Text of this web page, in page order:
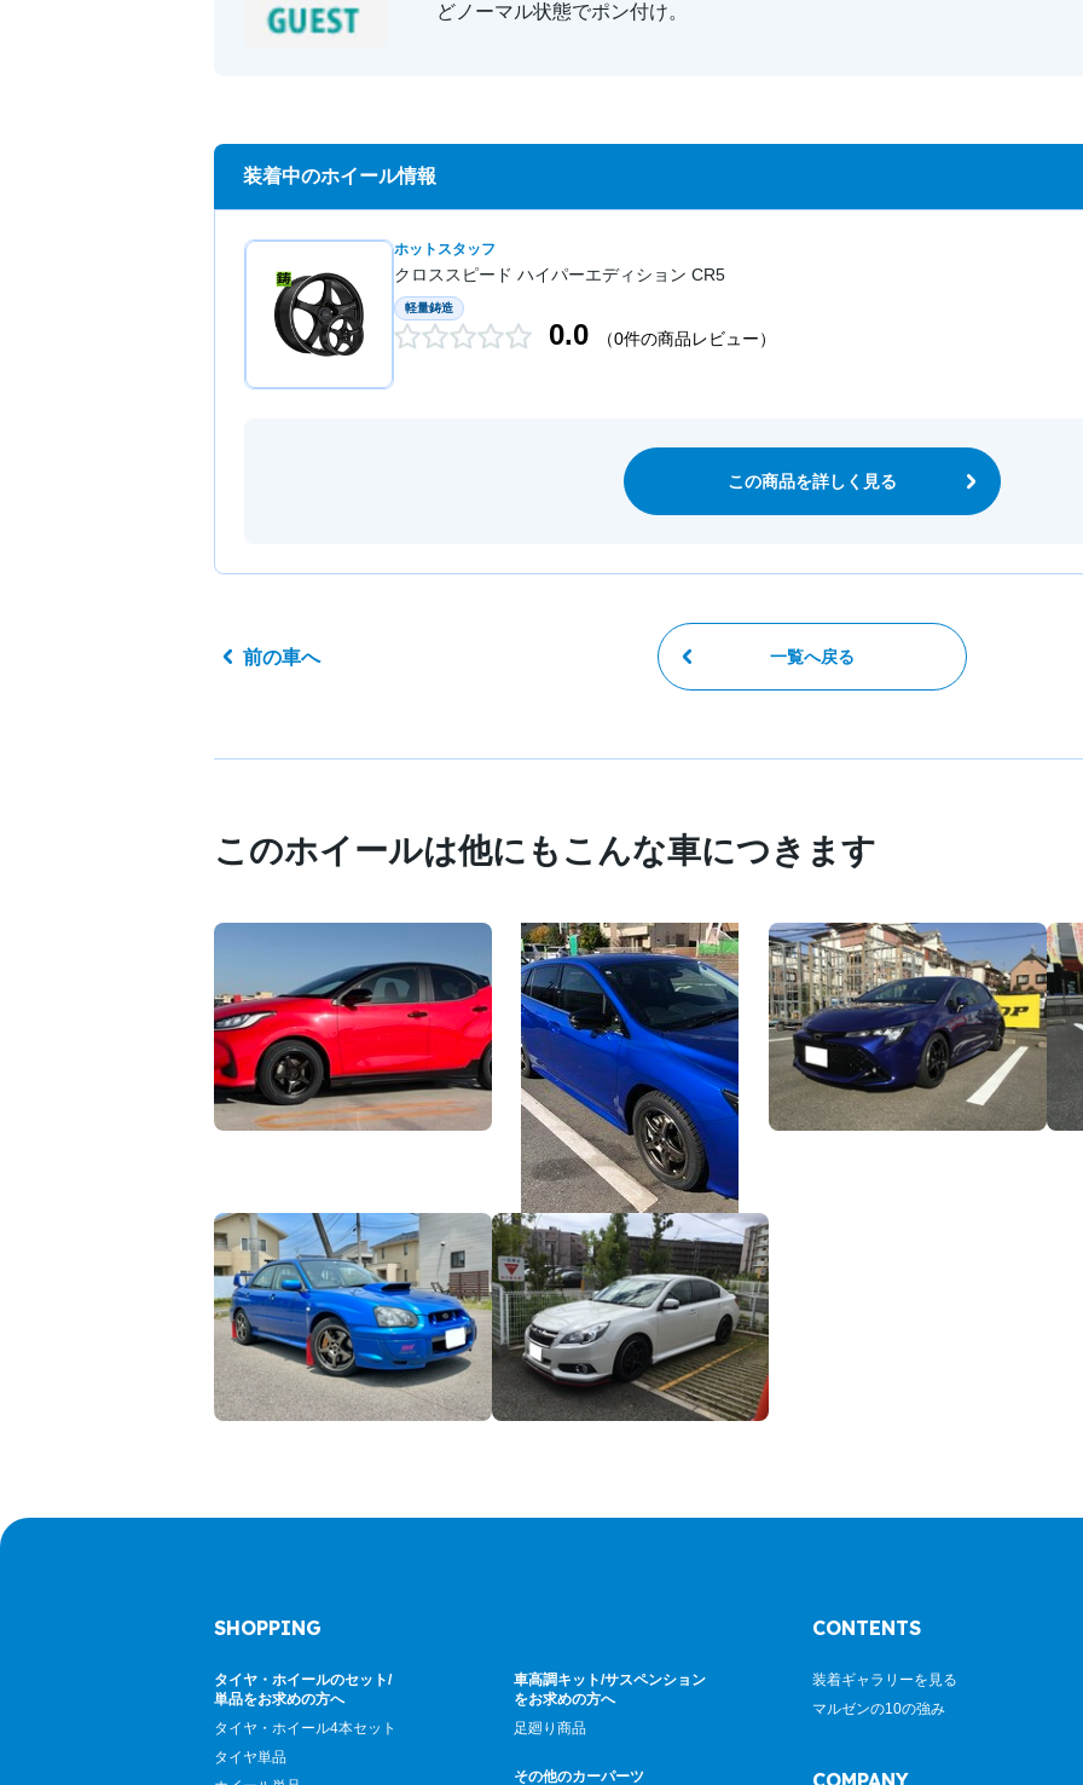
どノーマル状態でポン付け。
装着中のホイール情報
ホットスタッフ
クロススピード ハイパーエディション CR5
軽量鋳造
0.0 （0件の商品レビュー）
この商品を詳しく見る
前の車へ 一覧へ戻る
このホイールは他にもこんな車につきます
SHOPPING
タイヤ・ホイールのセット/
単品をお求めの方へ
タイヤ・ホイール4本セット
タイヤ単品
車高調キット/サスペンション
をお求めの方へ
足廻り商品
その他のカーパーツ
CONTENTS
装着ギャラリーを見る
マルゼンの10の強み